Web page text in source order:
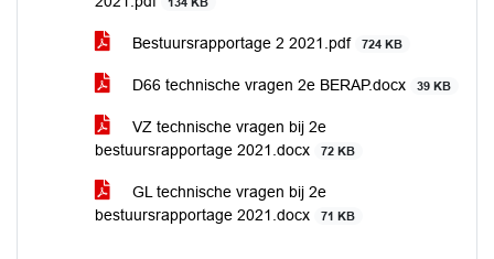
Bestuursrapportage 2 2021.pdf 724 KB
D66 technische vragen 2e BERAP.docx 39 KB
VZ technische vragen bij 2e
bestuursrapportage 2021.docx
72 KB
GL technische vragen bij 2e
bestuursrapportage 2021.docx
71 KB